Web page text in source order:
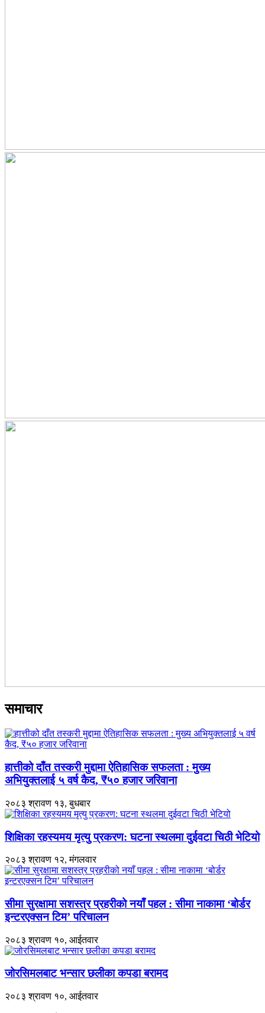
समाचार
हात्तीको दाँत तस्करी मुद्दामा ऐतिहासिक सफलता : मुख्य
अभियुक्तलाई ५ वर्ष कैद, ₹५० हजार जरिवाना
२०८३ श्रावण १३, बुधबार
शिक्षिका रहस्यमय मृत्यु प्रकरण: घटना स्थलमा दुईवटा चिठी भेटियो
२०८३ श्रावण १२, मंगलवार
सीमा सुरक्षामा सशस्त्र प्रहरीको नयाँ पहल : सीमा नाकामा ‘बोर्डर
इन्टरएक्सन टिम’ परिचालन
२०८३ श्रावण १०, आईतवार
जोरसिमलबाट भन्सार छलीका कपडा बरामद
२०८३ श्रावण १०, आईतवार